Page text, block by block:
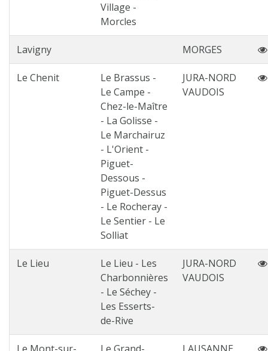
Village -
Morcles
Lavigny MORGES
Le Chenit
Le Brassus -
Le Campe -
Chez-le-Maître
- La Golisse -
Le Marchairuz
- L'Orient -
Piguet-
Dessous -
Piguet-Dessus
- Le Rocheray -
Le Sentier - Le
Solliat
JURA-NORD
VAUDOIS
Le Lieu
Le Lieu - Les
Charbonnières
- Le Séchey -
Les Esserts-
de-Rive
JURA-NORD
VAUDOIS